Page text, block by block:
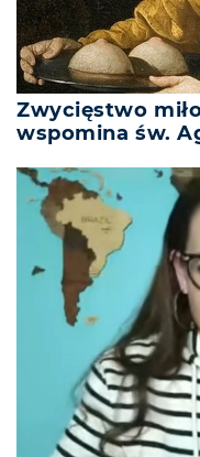
Zwycięstwo
wspomina św.